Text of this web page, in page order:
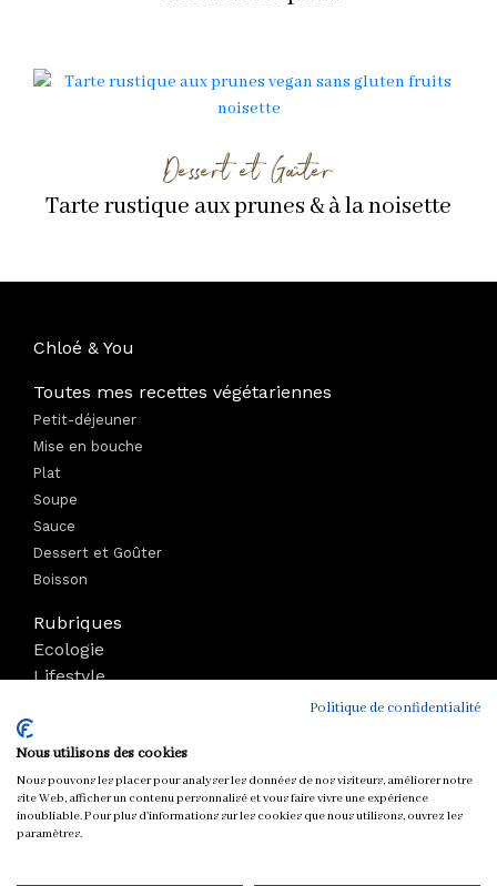
Dessert et Goûter
Tarte rustique aux prunes & à la noisette
Chloé & You
Toutes mes recettes végétariennes
Petit-déjeuner
Mise en bouche
Plat
Soupe
Sauce
Dessert et Goûter
Boisson
Rubriques
Ecologie
Lifestyle
Mode
Boutique
Parutions
Politique de confidentialité
Nous utilisons des cookies
Nous pouvons les placer pour analyser les données de nos visiteurs, améliorer notre
site Web, afficher un contenu personnalisé et vous faire vivre une expérience
inoubliable. Pour plus d'informations sur les cookies que nous utilisons, ouvrez les
paramètres.